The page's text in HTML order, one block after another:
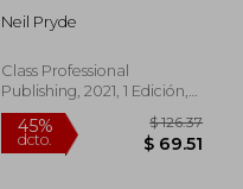
Paramedics, Nurses
and Doctors (en
Neil Pryde
Class Professional
Publishing, 2021, 1 Edición,
Tapa Blanda, Nuevo